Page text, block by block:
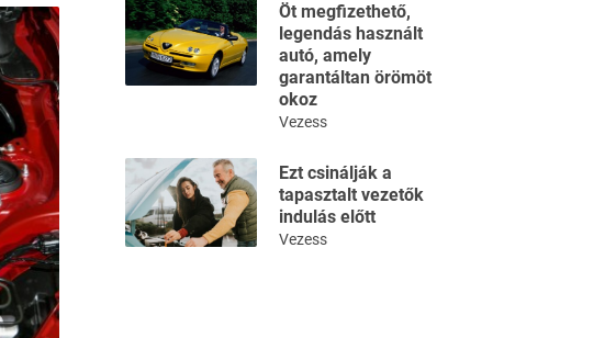
Öt megfizethető,
legendás használt
autó, amely
garantáltan örömöt
okoz
Vezess
Ezt csinálják a
tapasztalt vezetők
indulás előtt
Vezess